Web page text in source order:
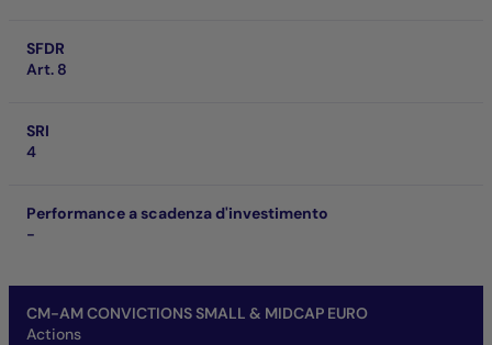
SFDR
Art. 8
SRI
4
Performance a scadenza d'investimento
-
CM-AM CONVICTIONS SMALL & MIDCAP EURO
Actions